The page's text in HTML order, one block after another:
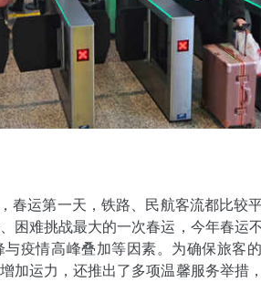
春运第一天，铁路、民航客流都比较
困难挑战最大的一次春运，今年春运
疫情高峰叠加等因素。为确保旅客
加运力，还推出了多项温馨服务举措